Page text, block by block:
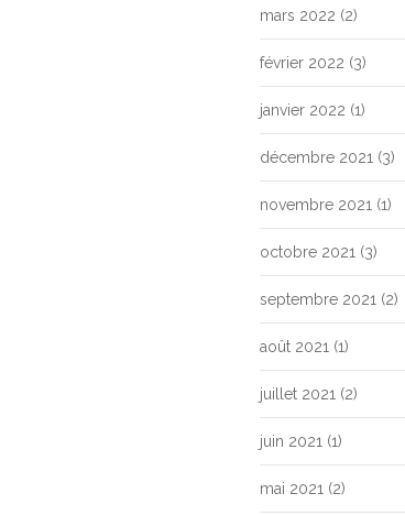
mars 2022 (2)
février 2022 (3)
janvier 2022 (1)
décembre 2021 (3)
novembre 2021 (1)
octobre 2021 (3)
septembre 2021 (2)
août 2021 (1)
juillet 2021 (2)
juin 2021 (1)
mai 2021 (2)